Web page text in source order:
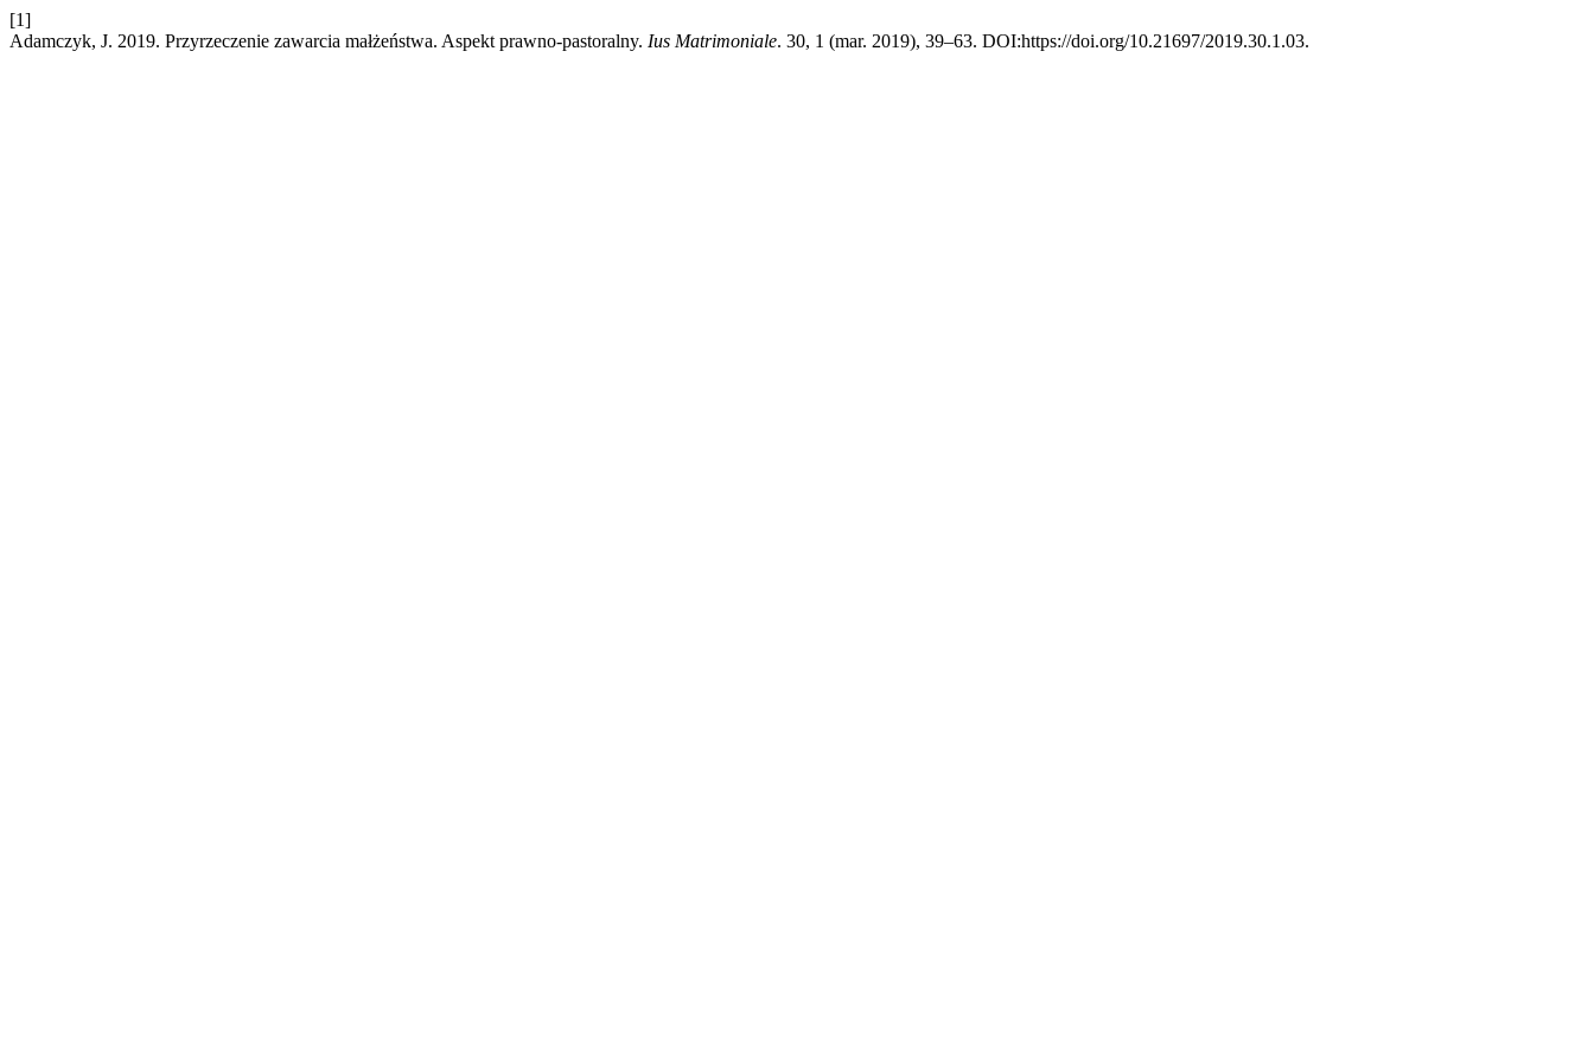
[1]
Adamczyk, J. 2019. Przyrzeczenie zawarcia małżeństwa. Aspekt prawno-pastoralny. Ius Matrimoniale. 30, 1 (mar. 2019), 39–63. DOI:https://doi.org/10.21697/2019.30.1.03.